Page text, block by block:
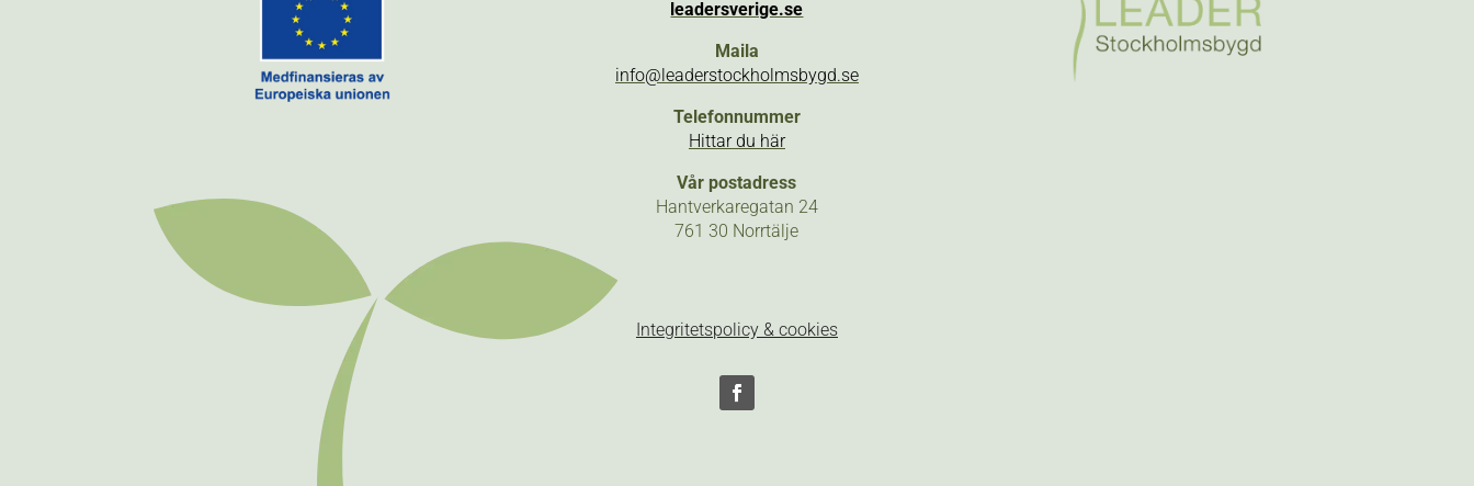
leadersverige.se
Maila
info@leaderstockholmsbygd.se
Telefonnummer
Hittar du här
Vår postadress
Hantverkaregatan 24
761 30 Norrtälje
Integritetspolicy & cookies